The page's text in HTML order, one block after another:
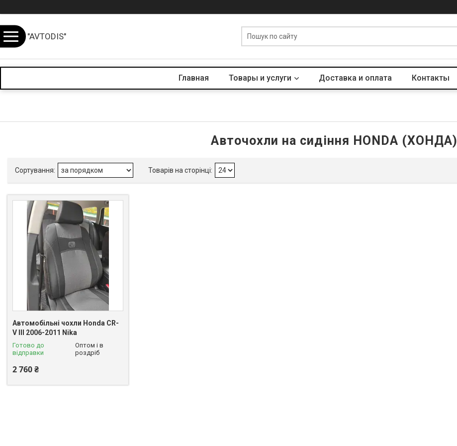
"AVTODIS"
Главная Товары и услуги Доставка и оплата Контакты
Авточохли на сидіння HONDA (ХОНДА)
Автомобільні чохли Honda CR-
V III 2006-2011 Nika
Готово до
відправки
Оптом і в
роздріб
2 760 ₴